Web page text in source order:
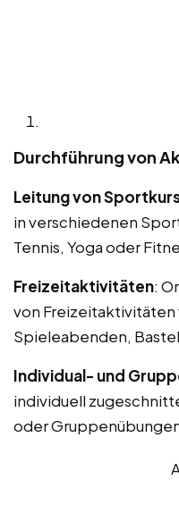
Durchführung von
Leitung von
in verschiedenen
Tennis, Yoga oder
Freizeitaktivitäten:
von Freizeitaktivitäten
Spieleabenden,
Individual- und
individuell
oder